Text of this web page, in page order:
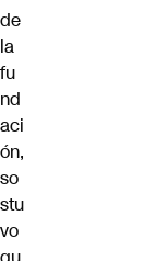
de
la
fu
nd
aci
ón,
so
stu
vo